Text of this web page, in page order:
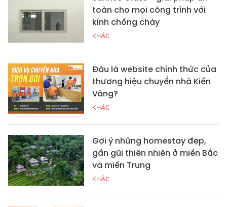
toàn cho mọi công trình với
kính chống cháy
KHÁC
Đâu là website chính thức của
thương hiệu chuyển nhà Kiến
Vàng?
KHÁC
Gợi ý những homestay đẹp,
gần gũi thiên nhiên ở miền Bắc
và miền Trung
KHÁC